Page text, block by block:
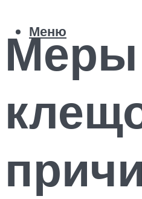
Меню
Меры